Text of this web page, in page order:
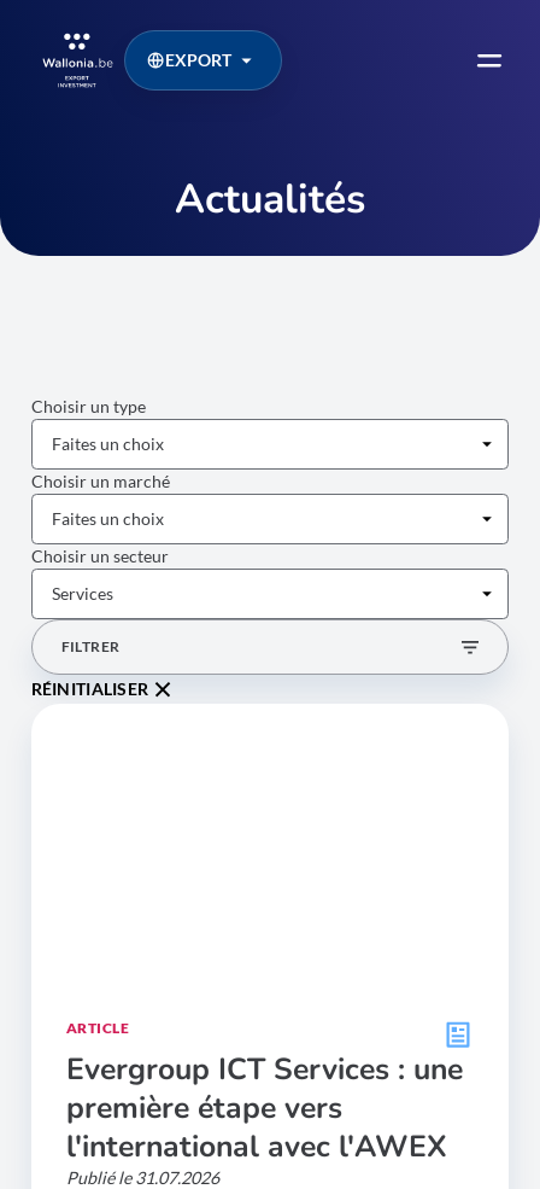
EXPORT
Actualités
Choisir un type
Choisir un marché
Choisir un secteur
FILTRER
RÉINITIALISER
ARTICLE
Evergroup ICT Services : une
première étape vers
l'international avec l'AWEX
Publié le 31.07.2026